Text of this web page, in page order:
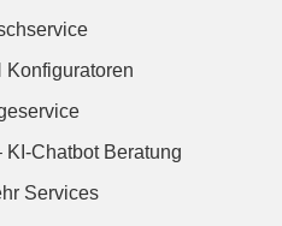
Konfiguratoren
KI-Chatbot Beratung
Services